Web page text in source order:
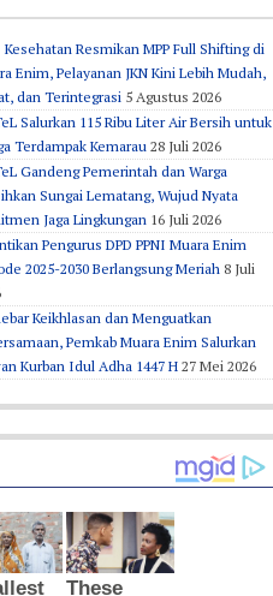
Kesehatan Resmikan MPP Full Shifting di
Enim, Pelayanan JKN Kini Lebih Mudah,
dan Terintegrasi 5 Agustus 2026
Salurkan 115 Ribu Liter Air Bersih untuk
Terdampak Kemarau 28 Juli 2026
Gandeng Pemerintah dan Warga
Sungai Lematang, Wujud Nyata
Jaga Lingkungan 16 Juli 2026
Pengurus DPD PPNI Muara Enim
2025-2030 Berlangsung Meriah 8 Juli
Keikhlasan dan Menguatkan
Pemkab Muara Enim Salurkan
Kurban Idul Adha 1447 H 27 Mei 2026